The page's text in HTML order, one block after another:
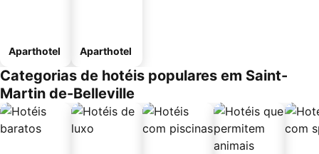
Aparthotel Aparthotel
Categorias de hotéis populares em Saint-
Martin de-Belleville